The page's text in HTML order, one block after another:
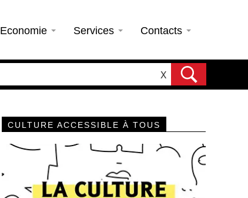
Economie Services Contacts
X
CULTURE ACCESSIBLE À TOUS